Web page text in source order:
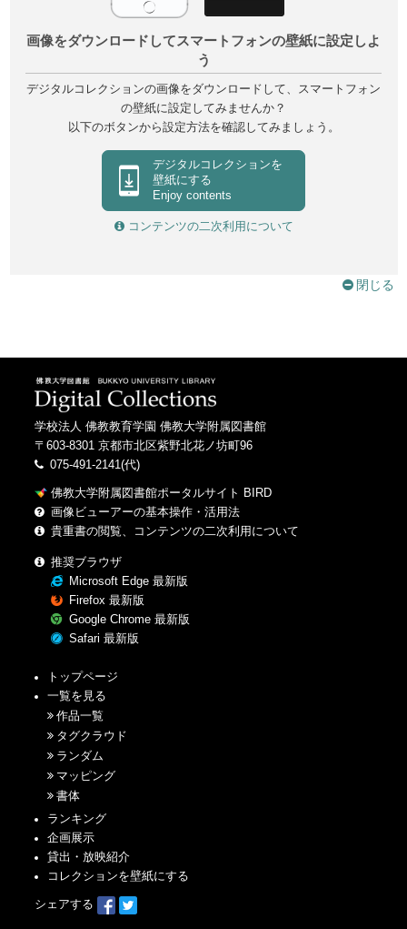
画像をダウンロードしてスマートフォンの壁紙に設定しよ
う
デジタルコレクションの画像をダウンロードして、スマートフォン
の壁紙に設定してみませんか？
以下のボタンから設定方法を確認してみましょう。
デジタルコレクションを
壁紙にする
Enjoy contents
コンテンツの二次利用について
閉じる
学校法人 佛教教育学園 佛教大学附属図書館
〒603-8301 京都市北区紫野北花ノ坊町96
075-491-2141(代)
佛教大学附属図書館ポータルサイト BIRD
画像ビューアーの基本操作・活用法
貴重書の閲覧、コンテンツの二次利用について
推奨ブラウザ
Microsoft Edge 最新版
Firefox 最新版
Google Chrome 最新版
Safari 最新版
トップページ
一覧を見る
作品一覧
タグクラウド
ランダム
マッピング
書体
ランキング
企画展示
貸出・放映紹介
コレクションを壁紙にする
シェアする